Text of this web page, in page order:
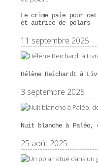
Le crime paie pour
et autrice de polars
11 septembre 2025
Hélène Reichardt à
3 septembre 2025
Nuit blanche à Paléo,
25 août 2025